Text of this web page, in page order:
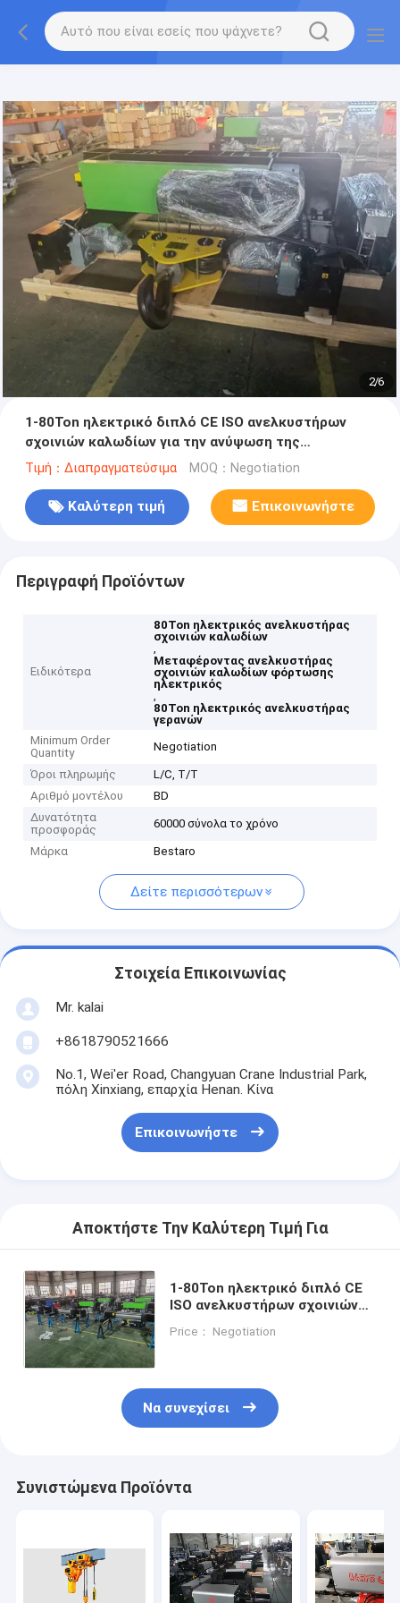
gtag('config', 'G-QWE9HWC3PF', {cookie_flags:
"SameSite=None;Secure"});
2/6
1-80Ton ηλεκτρικό διπλό CE ISO ανελκυστήρων
σχοινιών καλωδίων για την ανύψωση της
φόρτωσης μεταφοράς
Τιμή：Διαπραγματεύσιμα MOQ：Negotiation
Καλύτερη τιμή Επικοινωνήστε
Περιγραφή Προϊόντων
Ειδικότερα
80Ton ηλεκτρικός ανελκυστήρας
σχοινιών καλωδίων
,
Μεταφέροντας ανελκυστήρας
σχοινιών καλωδίων φόρτωσης
ηλεκτρικός
,
80Ton ηλεκτρικός ανελκυστήρας
γερανών
Minimum Order
Quantity
Negotiation
Όροι πληρωμής
L/C, T/T
Αριθμό μοντέλου
BD
Δυνατότητα
προσφοράς
60000 σύνολα το χρόνο
Μάρκα Bestaro
Δείτε περισσότερων
Στοιχεία Επικοινωνίας
Mr. kalai
+8618790521666
No.1, Wei'er Road, Changyuan Crane Industrial Park,
πόλη Xinxiang, επαρχία Henan. Κίνα
Επικοινωνήστε
Αποκτήστε Την Καλύτερη Τιμή Για
1-80Ton ηλεκτρικό διπλό CE
ISO ανελκυστήρων σχοινιών
της φόρτωσης μεταφοράς
Price： Negotiation
Να συνεχίσει
Συνιστώμενα Προϊόντα